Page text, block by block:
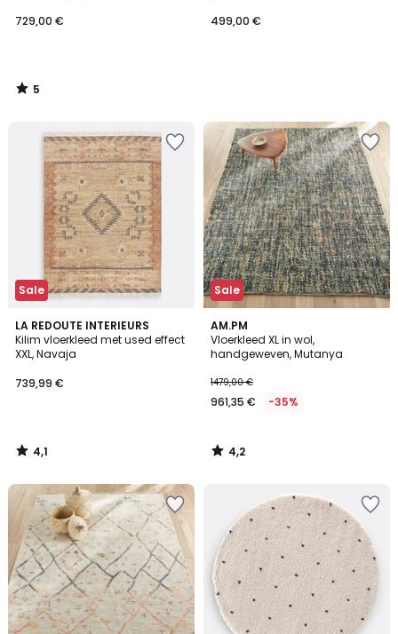
729,00 €
5
/
499,00 €
Sale
LA REDOUTE INTERIEURS
Kilim vloerkleed met used effect
XXL, Navaja
739,99 €
4,1
/ 5
4,1
/
Sale
AM.PM
Vloerkleed XL in wol,
handgeweven, Mutanya
1479,00 €
961,35 € -35%
4,2
/ 5
4,2
/